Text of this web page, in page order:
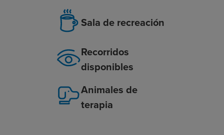
Sala de recreación
Recorridos
disponibles
Animales de
terapia